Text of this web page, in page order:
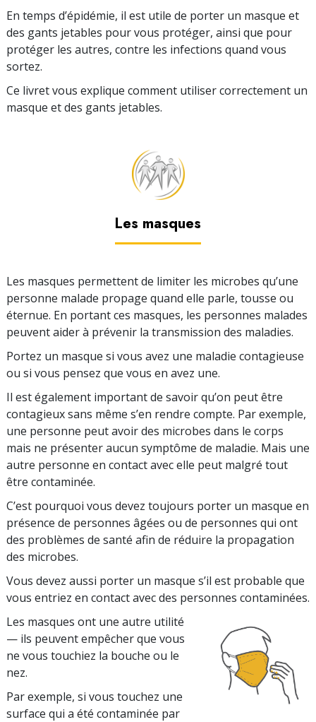
En temps d’épidémie, il est utile de porter un masque et
des gants jetables pour vous protéger, ainsi que pour
protéger les autres, contre les infections quand vous
sortez.
Ce livret vous explique comment utiliser correctement un
masque et des gants jetables.
Les masques
Les masques permettent de limiter les microbes qu’une
personne malade propage quand elle parle, tousse ou
éternue. En portant ces masques, les personnes malades
peuvent aider à prévenir la transmission des maladies.
Portez un masque si vous avez une maladie contagieuse
ou si vous pensez que vous en avez une.
Il est également important de savoir qu’on peut être
contagieux sans même s’en rendre compte. Par exemple,
une personne peut avoir des microbes dans le corps
mais ne présenter aucun symptôme de maladie. Mais une
autre personne en contact avec elle peut malgré tout
être contaminée.
C’est pourquoi vous devez toujours porter un masque en
présence de personnes âgées ou de personnes qui ont
des problèmes de santé afin de réduire la propagation
des microbes.
Vous devez aussi porter un masque s’il est probable que
vous entriez en contact avec des personnes contaminées.
Les masques ont une autre utilité
— ils peuvent empêcher que vous
ne vous touchiez la bouche ou le
nez.
Par exemple, si vous touchez une
surface qui a été contaminée par